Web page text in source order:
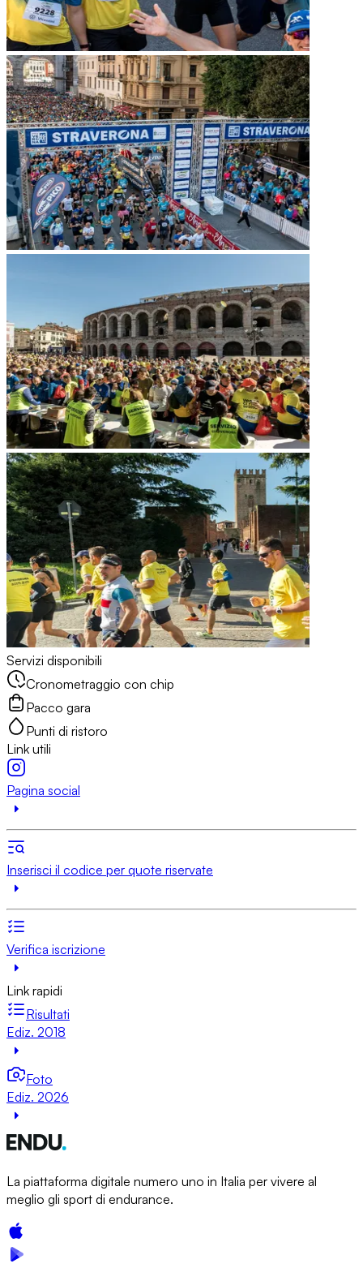
Servizi disponibili
Cronometraggio con chip
Pacco gara
Punti di ristoro
Link utili
Pagina social
Inserisci il codice per quote riservate
Verifica iscrizione
Link rapidi
Risultati
Ediz. 2018
Foto
Ediz. 2026
La piattaforma digitale numero uno in Italia per vivere al
meglio gli sport di endurance.